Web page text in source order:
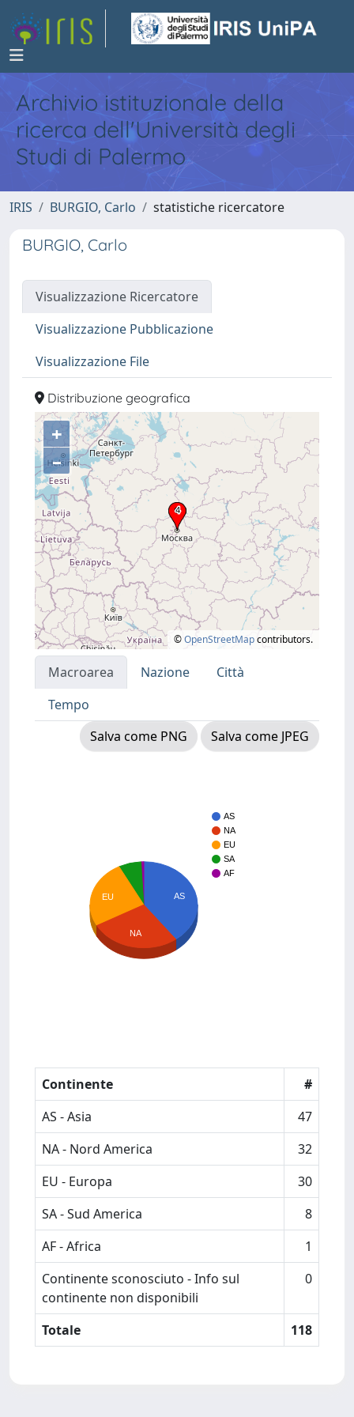
Archivio istituzionale della
ricerca dell'Università degli
Studi di Palermo
IRIS BURGIO, Carlo statistiche ricercatore
BURGIO, Carlo
Visualizzazione Ricercatore
Visualizzazione Pubblicazione
Visualizzazione File
Distribuzione geografica
+
–
©OpenStreetMapcontributors.
Macroarea Nazione
Città
Tempo
Salva come PNG
Salva come JPEG
AS
NA
EU
SA
AF
AS
EU
NA
Continente
#
AS - Asia
47
NA - Nord America
32
EU - Europa
30
SA - Sud America
8
AF - Africa
1
Continente sconosciuto - Info sul
continente non disponibili
0
Totale 118